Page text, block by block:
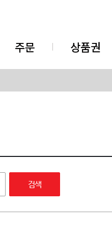
주문 상품권
검색